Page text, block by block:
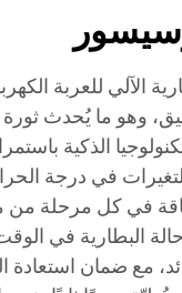
الآلي للعربة
وهو ما يُحدث
الذكية
في درجة
في كل مرحلة
حالة البطارية في
مع ضمان